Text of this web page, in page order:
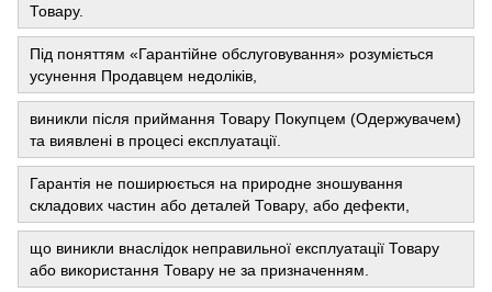
Товару.
Під поняттям «Гарантійне обслуговування» розуміється
усунення Продавцем недоліків,
виникли після приймання Товару Покупцем (Одержувачем)
та виявлені в процесі експлуатації.
Гарантія не поширюється на природне зношування
складових частин або деталей Товару, або дефекти,
що виникли внаслідок неправильної експлуатації Товару
або використання Товару не за призначенням.